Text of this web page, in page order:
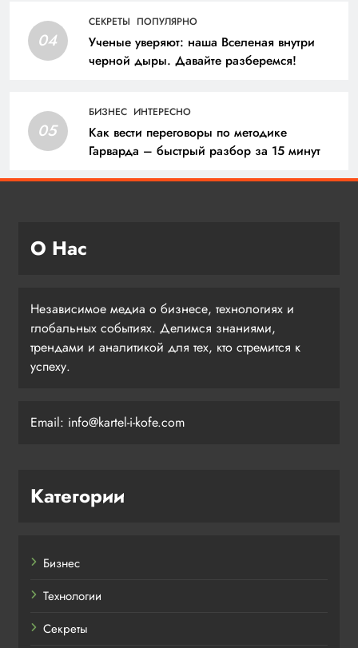
04
СЕКРЕТЫ ПОПУЛЯРНО
Ученые уверяют: наша Вселеная внутри
черной дыры. Давайте разберемся!
05
БИЗНЕС ИНТЕРЕСНО
Как вести переговоры по методике
Гарварда – быстрый разбор за 15 минут
О Нас
Независимое медиа о бизнесе, технологиях и
глобальных событиях. Делимся знаниями,
трендами и аналитикой для тех, кто стремится к
успеху.
Email: info@kartel-i-kofe.com
Категории
Бизнес
Технологии
Секреты